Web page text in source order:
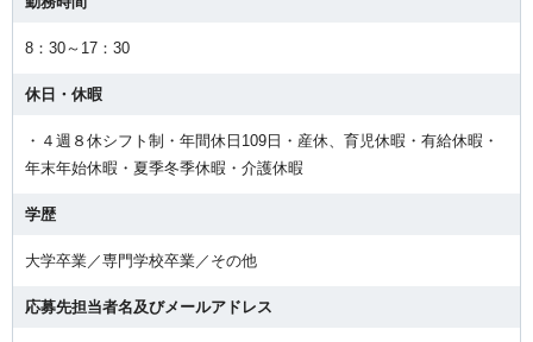
8：30～17：30
休日・休暇
・４週８休シフト制・年間休日109日・産休、育児休暇・有給休暇・
年末年始休暇・夏季冬季休暇・介護休暇
学歴
大学卒業／専門学校卒業／その他
応募先担当者名及びメールアドレス